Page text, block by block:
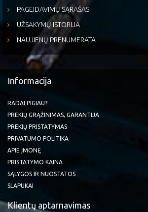
PAGEIDAVIMŲ SĄRAŠAS
UŽSAKYMŲ ISTORIJA
NAUJIENŲ PRENUMERATA
Informacija
RADAI PIGIAU?
PREKIŲ GRĄŽINIMAS, GARANTIJA
PREKIŲ PRISTATYMAS
PRIVATUMO POLITIKA
APIE ĮMONĘ
PRISTATYMO KAINA
SĄLYGOS IR NUOSTATOS
SLAPUKAI
Klientų aptarnavimas